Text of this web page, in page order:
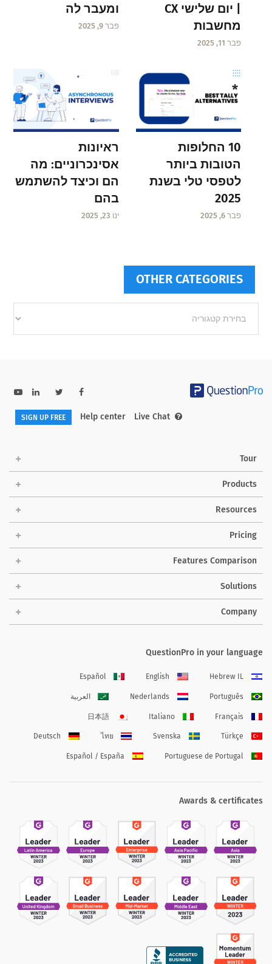
| יום שלישי CX
מחשבות
פבר 11, 2025
ומעבר לה
פבר 9, 2025
10 החלופות
הטובות ביותר
לטפסי טלי בשנת
2025
פבר 6, 2025
ראיונות
אסינכרוניים: מה
הם וכיצד להשתמש
בהם
ינו 23, 2025
OTHER CATEGORIES
categories
Help center Live Chat
SIGN UP FREE
Tour
Products
Resources
Pricing
Features Comparison
Solutions
Company
QuestionPro in your language
Hebrew IL
English
Español
Português
Nederlands العربية
Français
Italiano
日本語
Türkçe
Svenska
ไทย
Deutsch
Portuguese de Portugal
Español / España
Awards & certificates